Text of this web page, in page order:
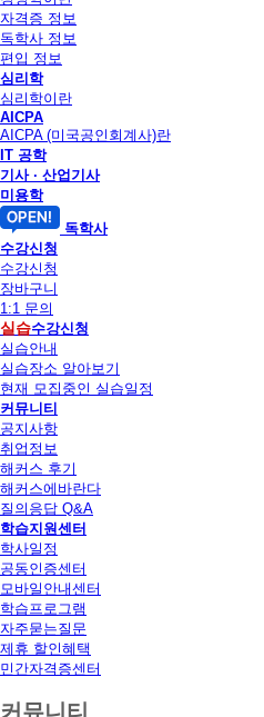
자격증 정보
독학사 정보
편입 정보
심리학
심리학이란
AICPA
AICPA (미국공인회계사)란
IT 공학
기사 · 산업기사
미용학
독학사
수강신청
수강신청
장바구니
1:1 문의
실습수강신청
실습안내
실습장소 알아보기
현재 모집중인 실습일정
커뮤니티
공지사항
취업정보
해커스 후기
해커스에바란다
질의응답 Q&A
학습지원센터
학사일정
공동인증센터
모바일안내센터
학습프로그램
자주묻는질문
제휴 할인혜택
민간자격증센터
커뮤니티